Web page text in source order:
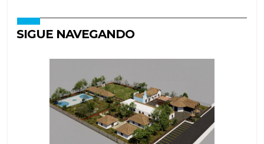
SIGUE NAVEGANDO